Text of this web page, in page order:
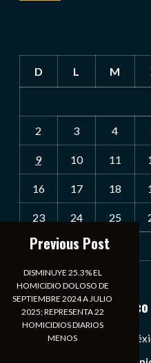
D L M
2 3 4
9 10 11
16 17 18
23 24 25
30 31
« Jul
Notiexpress de México
Las Noticias Diarias de
Previous Post
DISMINUYE 25.3% EL
HOMICIDIO DOLOSO DE
SEPTIEMBRE 2024 A JULIO
2025; REPRESENTA 22
HOMICIDIOS DIARIOS
MENOS